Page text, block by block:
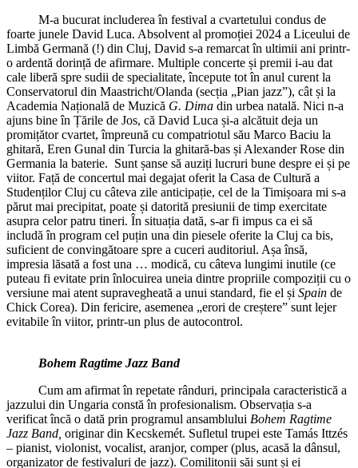
M-a bucurat includerea în festival a cvartetului condus de
foarte junele David Luca. Absolvent al promoției 2024 a Liceului de
Limbă Germană (!) din Cluj, David s-a remarcat în ultimii ani printr-
o ardentă dorință de afirmare. Multiple concerte și premii i-au dat
cale liberă spre sudii de specialitate, începute tot în anul curent la
Conservatorul din Maastricht/Olanda (secția „Pian jazz”), cât și la
Academia Națională de Muzică G. Dima din urbea natală. Nici n-a
ajuns bine în Țările de Jos, că David Luca și-a alcătuit deja un
promițător cvartet, împreună cu compatriotul său Marco Baciu la
ghitară, Eren Gunal din Turcia la ghitară-bas și Alexander Rose din
Germania la baterie. Sunt șanse să auziți lucruri bune despre ei și pe
viitor. Față de concertul mai degajat oferit la Casa de Cultură a
Studenților Cluj cu câteva zile anticipație, cel de la Timișoara mi s-a
părut mai precipitat, poate și datorită presiunii de timp exercitate
asupra celor patru tineri. În situația dată, s-ar fi impus ca ei să
includă în program cel puțin una din piesele oferite la Cluj ca bis,
suficient de convingătoare spre a cuceri auditoriul. Așa însă,
impresia lăsată a fost una … modică, cu câteva lungimi inutile (ce
puteau fi evitate prin înlocuirea uneia dintre propriile compoziții cu o
versiune mai atent supravegheată a unui standard, fie el și Spain de
Chick Corea). Din fericire, asemenea „erori de creștere” sunt lejer
evitabile în viitor, printr-un plus de autocontrol.
Bohem Ragtime Jazz Band
Cum am afirmat în repetate rânduri, principala caracteristică a
jazzului din Ungaria constă în profesionalism. Observația s-a
verificat încă o dată prin programul ansamblului Bohem Ragtime
Jazz Band, originar din Kecskemét. Sufletul trupei este Tamás Ittzés
– pianist, violonist, vocalist, aranjor, comper (plus, acasă la dânsul,
organizator de festivaluri de jazz). Comilitonii săi sunt și ei